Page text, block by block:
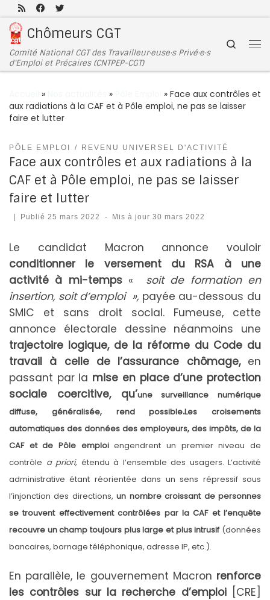
Passer au contenu
Chômeurs CGT
Comité National CGT des Travailleur·euse·s Privé·e·s
d'Emploi et Précaires (CNTPEP-CGT)
Search
» » » Face aux contrôles et
aux radiations à la CAF et à Pôle emploi, ne pas se laisser
faire et lutter
PÔLE EMPLOI REVENU UNIVERSEL D'ACTIVITÉ
Face aux contrôles et aux radiations à la
CAF et à Pôle emploi, ne pas se laisser
faire et lutter
| Publié 25 mars 2022 - Mis à jour30 mars 2022
Le candidat Macron annonce vouloir
conditionner le versement du RSA à une
activité à mi-temps« soit de formation en
insertion, soit d’emploi », payée au-dessous du
SMIC et sans droit social. Fumeuse, cette
annonce électorale dessine néanmoins une
trajectoire logique, de la réforme du Code du
travail à celle de l’assurance chômage, en
passant par la mise en place d’une protection
sociale coercitive, qu’une surveillance numérique
diffuse, généralisée, rend possible.Les croisements
automatiques des données des employeurs, des impôts, de la
CAF et de Pôle emploiengendrent un premier niveau de
contrôle a priori, étendu à l’ensemble des usagers. L’activité
administrative étant réorientée dans un sens répressif sous
l’injonction des directions,un nombre croissant de personnes
se trouvent effectivement contrôlées par la CAF et l’enquête
recouvre un champ toujours plus large et plus intrusif (données
bancaires, bornage téléphonique, adresse IP, etc.).
En parallèle, le gouvernement Macron renforce
les contrôles sur la recherche d’emploi[CRE]